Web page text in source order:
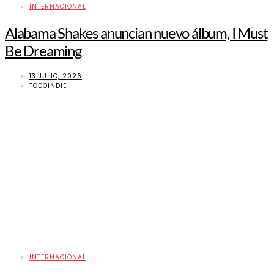
INTERNACIONAL
Alabama Shakes anuncian nuevo álbum, I Must
Be Dreaming
13 JULIO, 2026
TODOINDIE
INTERNACIONAL